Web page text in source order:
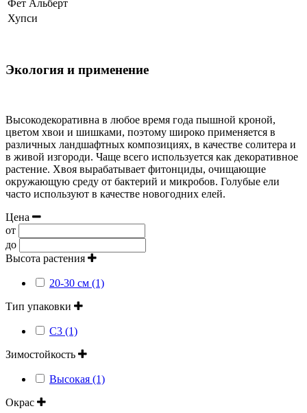
Фет Альберт
Хупси
Экология и применение
Высокодекоративна в любое время года пышной кроной,
цветом хвои и шишками, поэтому широко применяется в
различных ландшафтных композициях, в качестве солитера и
в живой изгороди. Чаще всего используется как декоративное
растение. Хвоя вырабатывает фитонциды, очищающие
окружающую среду от бактерий и микробов. Голубые ели
часто используют в качестве новогодних елей.
Цена
от
до
Высота растения
20-30 см (1)
Тип упаковки
С3 (1)
Зимостойкость
Высокая (1)
Окрас